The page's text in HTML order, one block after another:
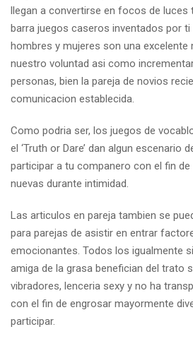
llegan a convertirse en focos de luces
barra juegos caseros inventados por
hombres y mujeres son una excelente
nuestro voluntad asi­ como
personas, bien la pareja de novios
comunicacion establecida.
Como podri­a ser, los juegos de
el ‘Truth or Dare’ dan algun escenario
participar a tu companero con el fin
nuevas durante intimidad.
Las articulos en pareja tambien se
para parejas de asistir en entrar
emocionantes. Todos los igualmente
amiga de la grasa benefician del trato
vibradores, lenceria sexy y no ha
con el fin de engrosar mayormente
participar.